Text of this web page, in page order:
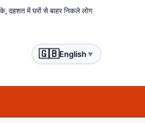
लोग बिहार : समस्तीपुर में हिंसक भीड़ ने
🇬🇧English ▼